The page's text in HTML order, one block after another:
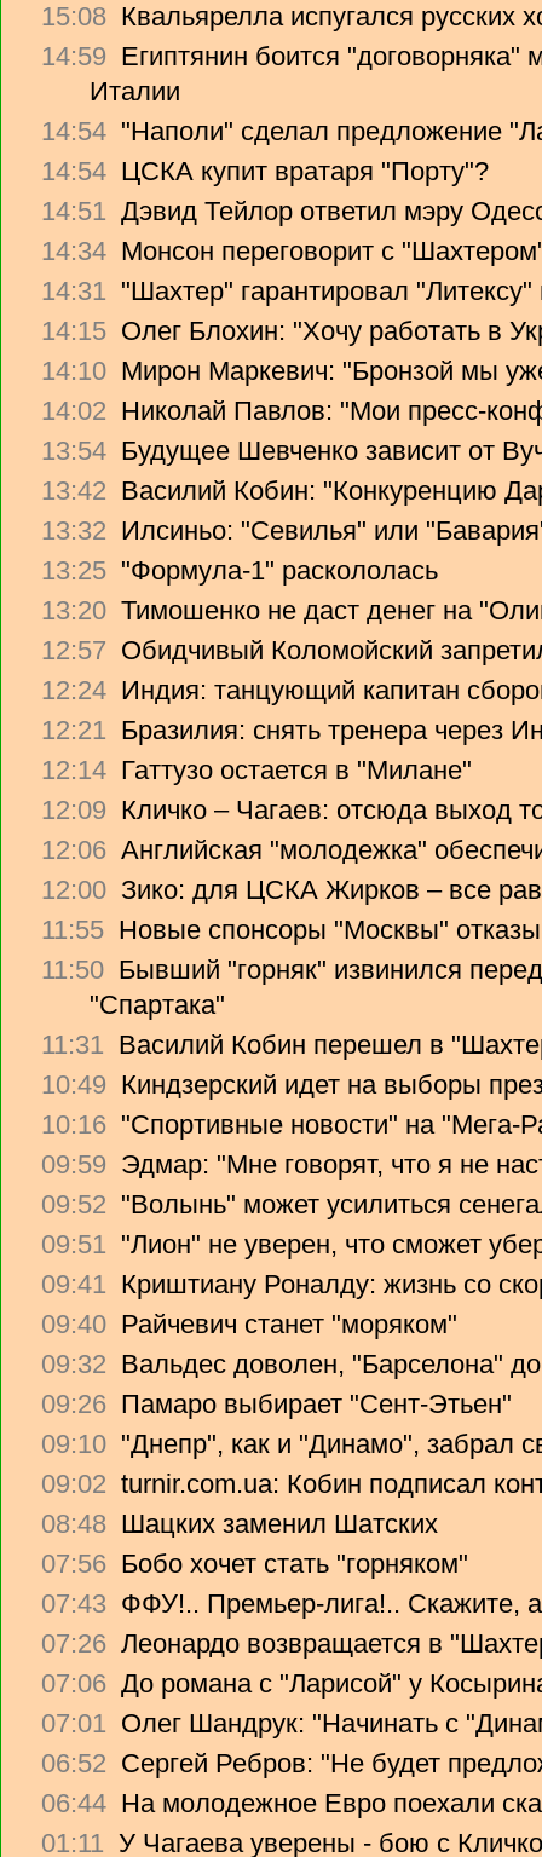
15:08 Квальярелла испугался русских
14:59 Египтянин боится
Италии
14:54 "Наполи" сделал предложение
14:54 ЦСКА купит вратаря "Порту"?
14:51 Дэвид Тейлор ответил мэру
14:34 Монсон переговорит с
14:31 "Шахтер" гарантировал
14:15 Олег Блохин: "Хочу работать в
14:10 Мирон Маркевич: "Бронзой мы
14:02 Николай Павлов: "Мои пресс-
13:54 Будущее Шевченко зависит от
13:42 Василий Кобин: "Конкуренцию
13:32 Илсиньо: "Севилья" или
13:25 "Формула-1" раскололась
13:20 Тимошенко не даст денег на
12:57 Обидчивый Коломойский
12:24 Индия: танцующий капитан
12:21 Бразилия: снять тренера через
12:14 Гаттузо остается в "Милане"
12:09 Кличко – Чагаев: отсюда выход
12:06 Английская "молодежка"
12:00 Зико: для ЦСКА Жирков – все
11:55 Новые спонсоры "Москвы"
11:50 Бывший "горняк" извинился
"Спартака"
11:31 Василий Кобин перешел в
10:49 Киндзерский идет на выборы
10:16 "Спортивные новости" на "Мега-
09:59 Эдмар: "Мне говорят, что я не
09:52 "Волынь" может усилиться
09:51 "Лион" не уверен, что сможет
09:41 Криштиану Роналду: жизнь со
09:40 Райчевич станет "моряком"
09:32 Вальдес доволен, "Барселона"
09:26 Памаро выбирает "Сент-Этьен"
09:10 "Днепр", как и "Динамо", забрал
09:02 turnir.com.ua: Кобин подписал
08:48 Шацких заменил Шатских
07:56 Бобо хочет стать "горняком"
07:43 ФФУ!.. Премьер-лига!.. Скажите,
07:26 Леонардо возвращается в
07:06 До романа с "Ларисой" у
07:01 Олег Шандрук: "Начинать с
06:52 Сергей Ребров: "Не будет
06:44 На молодежное Евро поехали
01:11 У Чагаева уверены - бою с